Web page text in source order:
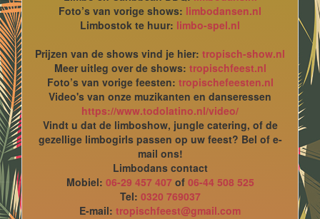
Foto’s van vorige shows: limbodansen.nl
Limbostok te huur: limbo-spel.nl
Prijzen van de shows vind je hier: tropisch-show.nl
Meer uitleg over de shows: tropischfeest.nl
Foto’s van vorige feesten: tropischefeesten.nl
Video's van onze muzikanten en danseressen
https://www.todolatino.nl/video/
Vindt u dat de limboshow, jungle catering, of de
gezellige limbogirls passen op uw feest? Bel of e-
mail ons!
Limbodans contact
Mobiel: 06-29 457 407of 06-44 508 525
Tel: 0320 769037
E-mail: tropischfeest@gmail.com